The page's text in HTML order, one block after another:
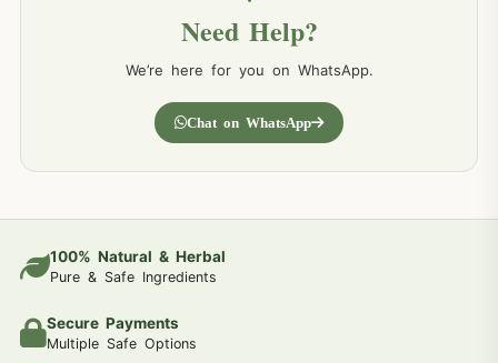
Need Help?
We’re here for you on WhatsApp.
Chat on WhatsApp
100% Natural & Herbal
Pure & Safe Ingredients
Secure Payments
Multiple Safe Options